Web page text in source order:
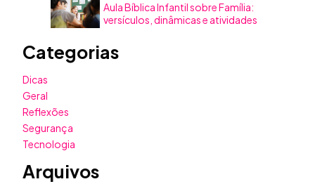
Aula Bíblica Infantil sobre Família:
versículos, dinâmicas e atividades
Categorias
Dicas
Geral
Reflexões
Segurança
Tecnologia
Arquivos